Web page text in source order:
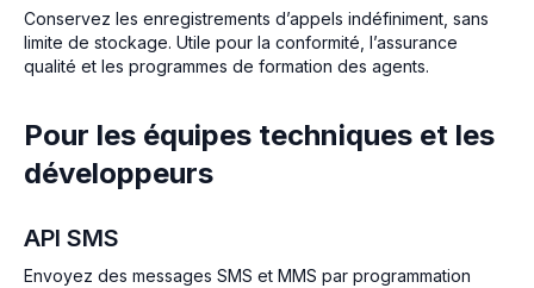
Conservez les enregistrements d’appels indéfiniment, sans
limite de stockage. Utile pour la conformité, l’assurance
qualité et les programmes de formation des agents.
Pour les équipes techniques et les
développeurs
API SMS
Envoyez des messages SMS et MMS par programmation